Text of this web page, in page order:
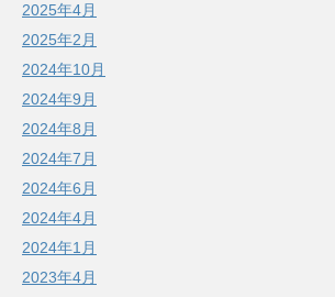
2025年4月
2025年2月
2024年10月
2024年9月
2024年8月
2024年7月
2024年6月
2024年4月
2024年1月
2023年4月